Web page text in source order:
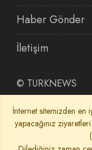
Haber Gönder
İletişim
© TURKNEWS
İnternet sitemizden en
yapacağınız